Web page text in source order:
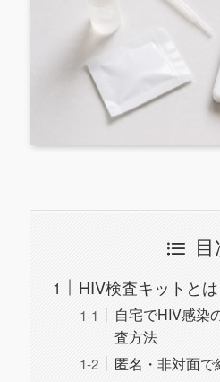
HIV検査キットとは
自宅でHIV感染
査方法
匿名・非対面